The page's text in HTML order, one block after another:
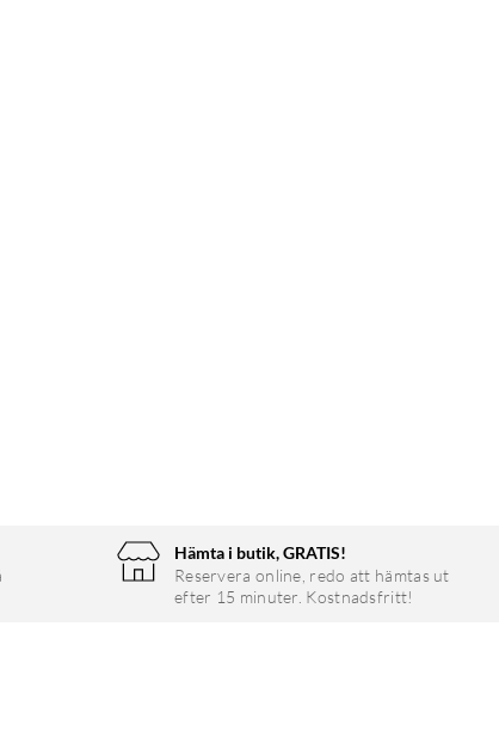
Hämta i butik, GRATIS!
Reservera online, redo att hämtas ut
efter 15 minuter. Kostnadsfritt!